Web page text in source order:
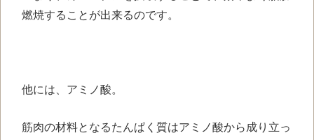
燃焼することが出来るのです。
他には、アミノ酸。
筋肉の材料となるたんぱく質はアミノ酸から成り立っ